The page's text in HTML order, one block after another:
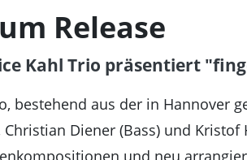
Festivals
Film
Literatur & Diskurs
Musik
Release
Kahl Trio präsentiert
bestehend aus der in Hannover
Christian Diener (Bass) und
und neu